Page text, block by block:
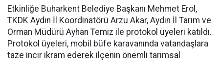
Etkinliğe Buharkent Belediye Başkanı Mehmet Erol,
TKDK Aydın İl Koordinatörü Arzu Akar, Aydın İl Tarım ve
Orman Müdürü Ayhan Temiz ile protokol üyeleri katıldı.
Protokol üyeleri, mobil büfe karavanında vatandaşlara
taze incir ikram ederek ilçenin önemli tarımsal